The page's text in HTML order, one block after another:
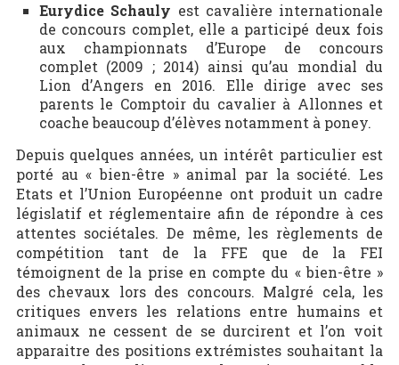
Eurydice Schauly est cavalière internationale
de concours complet, elle a participé deux fois
aux championnats d’Europe de concours
complet (2009 ; 2014) ainsi qu’au mondial du
Lion d’Angers en 2016. Elle dirige avec ses
parents le Comptoir du cavalier à Allonnes et
coache beaucoup d’élèves notamment à poney.
Depuis quelques années, un intérêt particulier est
porté au « bien-être » animal par la société. Les
Etats et l’Union Européenne ont produit un cadre
législatif et réglementaire afin de répondre à ces
attentes sociétales. De même, les règlements de
compétition tant de la FFE que de la FEI
témoignent de la prise en compte du « bien-être »
des chevaux lors des concours. Malgré cela, les
critiques envers les relations entre humains et
animaux ne cessent de se durcirent et l’on voit
apparaitre des positions extrémistes souhaitant la